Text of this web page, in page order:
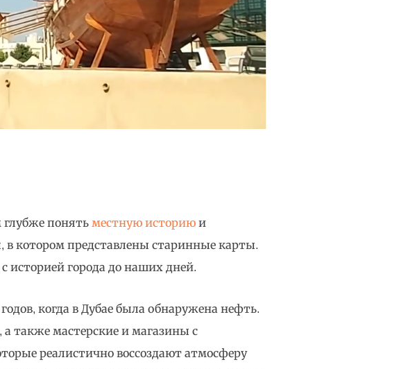
понять местную историю и
в котором представлены старинные карты.
историей города до наших дней.
когда в Дубае была обнаружена нефть.
также мастерские и магазины с
реалистично воссоздают атмосферу